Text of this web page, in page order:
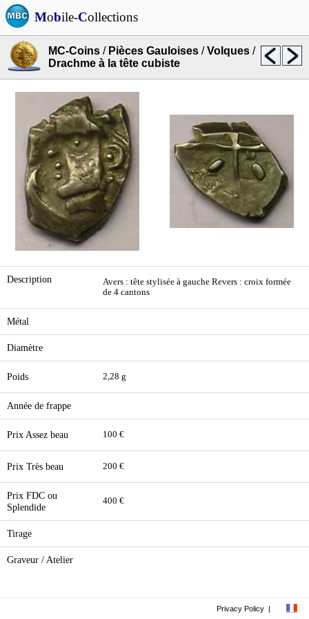
Mobile-Collections
MC-Coins / Pièces Gauloises /Volques /
Drachme à la tête cubiste
Description
Avers : tête stylisée à gauche Revers : croix formée
de 4 cantons
Métal
Diamètre
Poids 2,28 g
Année de frappe
Prix Assez beau 100 €
Prix Très beau 200 €
Prix FDC ou
Splendide
400 €
Tirage
Graveur / Atelier
Privacy Policy |